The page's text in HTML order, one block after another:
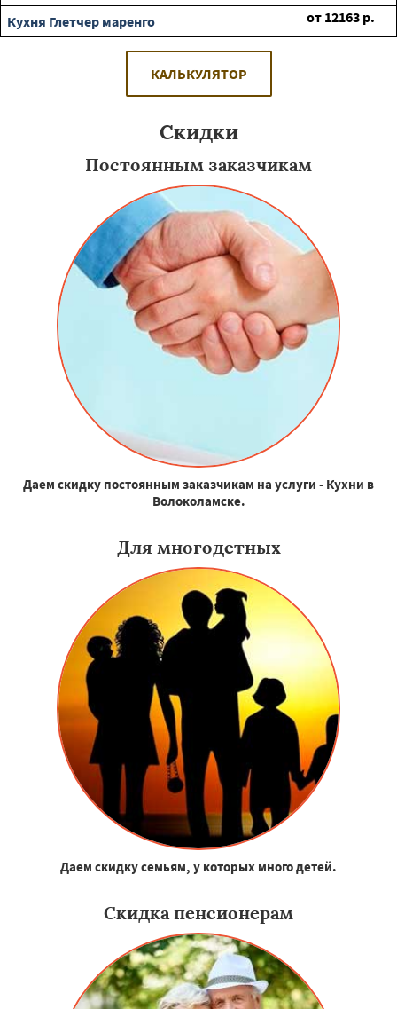
Кухня Глетчер маренго
от 12163 р.
КАЛЬКУЛЯТОР
Скидки
Постоянным заказчикам
Даем скидку постоянным заказчикам на услуги - Кухни в
Волоколамске.
Для многодетных
Даем скидку семьям, у которых много детей.
Скидка пенсионерам